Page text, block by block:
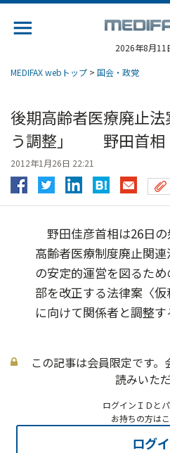
2026年8月11
MEDIFAX webトップ > 国会・政党
後期高齢者医療廃止
う調整」 野田首相
2012年1月26日 22:21
野田佳彦首相は26日
高齢者医療制度廃止関
の安定的運営を図るた
部を改正する法律案〈
に向けて関係者と調整
この記事は会員限定です
読みいた
ログインＩＤと
お持ちの方は
ログ